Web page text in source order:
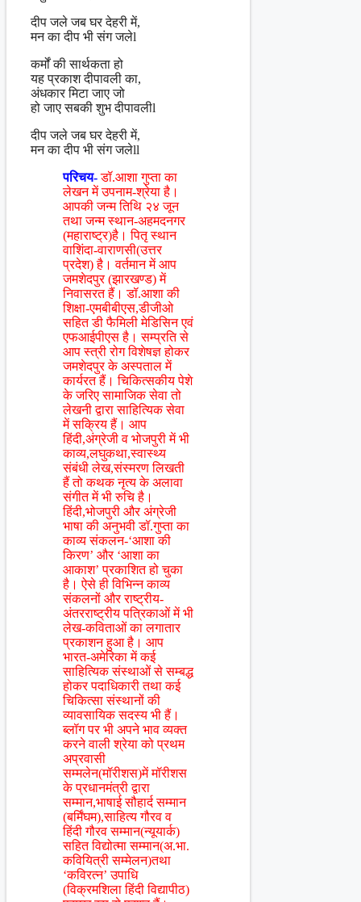
दीप जले जब घर देहरी में,
मन का दीप भी संग जलेl
कर्मों की सार्थकता हो
यह प्रकाश दीपावली का,
अंधकार मिटा जाए जो
हो जाए सबकी शुभ दीपावलीl
दीप जले जब घर देहरी में,
मन का दीप भी संग जलेll
परिचय-डॉ.आशा गुप्ता का
लेखन में उपनाम-श्रेया है।
आपकी जन्म तिथि २४ जून
तथा जन्म स्थान-अहमदनगर
(महाराष्ट्र)है। पितृ स्थान
वाशिंदा-वाराणसी(उत्तर
प्रदेश) है। वर्तमान में आप
जमशेदपुर (झारखण्ड) में
निवासरत हैं। डॉ.आशा की
शिक्षा-एमबीबीएस,डीजीओ
सहित डी फैमिली मेडिसिन एवं
एफआईपीएस है। सम्प्रति से
आप स्त्री रोग विशेषज्ञ होकर
जमशेदपुर के अस्पताल में
कार्यरत हैं। चिकित्सकीय पेशे
के जरिए सामाजिक सेवा तो
लेखनी द्वारा साहित्यिक सेवा
में सक्रिय हैं। आप
हिंदी,अंग्रेजी व भोजपुरी में भी
काव्य,लघुकथा,स्वास्थ्य
संबंधी लेख,संस्मरण लिखती
हैं तो कथक नृत्य के अलावा
संगीत में भी रुचि है।
हिंदी,भोजपुरी और अंग्रेजी
भाषा की अनुभवी डॉ.गुप्ता का
काव्य संकलन-‘आशा की
किरण’ और ‘आशा का
आकाश’ प्रकाशित हो चुका
है। ऐसे ही विभिन्न काव्य
संकलनों और राष्ट्रीय-
अंतरराष्ट्रीय पत्रिकाओं में भी
लेख-कविताओं का लगातार
प्रकाशन हुआ है। आप
भारत-अमेरिका में कई
साहित्यिक संस्थाओं से सम्बद्ध
होकर पदाधिकारी तथा कई
चिकित्सा संस्थानों की
व्यावसायिक सदस्य भी हैं।
ब्लॉग पर भी अपने भाव व्यक्त
करने वाली श्रेया को प्रथम
अप्रवासी
सम्मलेन(मॉरीशस)में मॉरीशस
के प्रधानमंत्री द्वारा
सम्मान,भाषाई सौहार्द सम्मान
(बर्मिंघम),साहित्य गौरव व
हिंदी गौरव सम्मान(न्यूयार्क)
सहित विद्योत्मा सम्मान(अ.भा.
कवियित्री सम्मेलन)तथा
‘कविरत्न’ उपाधि
(विक्रमशिला हिंदी विद्यापीठ)